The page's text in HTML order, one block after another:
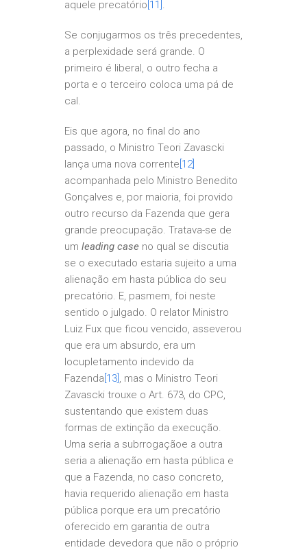
aquele precatório [11] .
Se conjugarmos os três precedentes,
a perplexidade será grande. O
primeiro é liberal, o outro fecha a
porta e o terceiro coloca uma pá de
cal.
Eis que agora, no final do ano
passado, o Ministro Teori Zavascki
lança uma nova corrente [12]
acompanhada pelo Ministro Benedito
Gonçalves e, por maioria, foi provido
outro recurso da Fazenda que gera
grande preocupação. Tratava-se de
um leading case no qual se discutia
se o executado estaria sujeito a uma
alienação em hasta pública do seu
precatório. E, pasmem, foi neste
sentido o julgado. O relator Ministro
Luiz Fux que ficou vencido, asseverou
que era um absurdo, era um
locupletamento indevido da
Fazenda [13] , mas o Ministro Teori
Zavascki trouxe o Art. 673, do CPC,
sustentando que existem duas
formas de extinção da execução.
Uma seria a subrrogaçãoe a outra
seria a alienação em hasta pública e
que a Fazenda, no caso concreto,
havia requerido alienação em hasta
pública porque era um precatório
oferecido em garantia de outra
entidade devedora que não o próprio